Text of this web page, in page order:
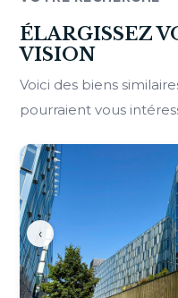
ÉLARGISSEZ
VISION
Voici des biens
pourraient vous
‹